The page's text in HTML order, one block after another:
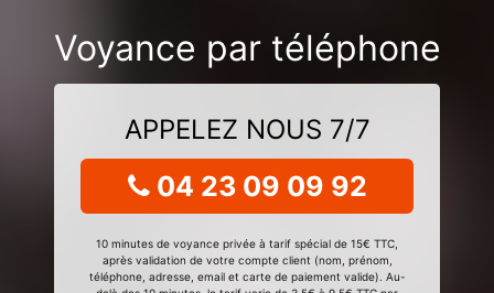
Voyance par téléphone
APPELEZ NOUS 7/7
04 23 09 09 92
10 minutes de voyance privée à tarif spécial de 15€ TTC,
après validation de votre compte client (nom, prénom,
téléphone, adresse, email et carte de paiement valide). Au-